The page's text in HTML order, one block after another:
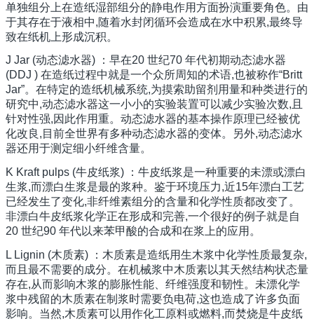
单独组分上在造纸湿部组分的静电作用方面扮演重要角色。由
于其存在于液相中,随着水封闭循环会造成在水中积累,最终导
致在纸机上形成沉积。
J Jar (动态滤水器) ：早在20 世纪70 年代初期动态滤水器
(DDJ ) 在造纸过程中就是一个众所周知的术语,也被称作“Britt
Jar”。在特定的造纸机械系统,为摸索助留剂用量和种类进行的
研究中,动态滤水器这一小小的实验装置可以减少实验次数,且
针对性强,因此作用重。动态滤水器的基本操作原理已经被优
化改良,目前全世界有多种动态滤水器的变体。另外,动态滤水
器还用于测定细小纤维含量。
K Kraft pulps (牛皮纸浆) ：牛皮纸浆是一种重要的未漂或漂白
生浆,而漂白生浆是最的浆种。鉴于环境压力,近15年漂白工艺
已经发生了变化,非纤维素组分的含量和化学性质都改变了。
非漂白牛皮纸浆化学正在形成和完善,一个很好的例子就是自
20 世纪90 年代以来苯甲酸的合成和在浆上的应用。
L Lignin (木质素) ：木质素是造纸用生木浆中化学性质最复杂,
而且最不需要的成分。在机械浆中木质素以其天然结构状态量
存在,从而影响木浆的膨胀性能、纤维强度和韧性。未漂化学
浆中残留的木质素在制浆时需要负电荷,这也造成了许多负面
影响。当然,木质素可以用作化工原料或燃料,而焚烧是牛皮纸